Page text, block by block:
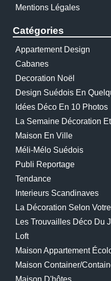
Mentions Légales
Catégories
Appartement Design
Cabanes
Decoration Noël
Design Suédois En
Idées Déco En 10 Photos
La Semaine Décoration
Maison En Ville
Méli-Mélo Suédois
Publi Reportage
Tendance
Interieurs Scandinaves
La Décoration Selon
Les Trouvailles Déco Du
Loft
Maison Appartement
Maison Container/